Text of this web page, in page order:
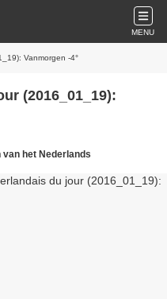
MENU
Vanmorgen -4°
(2016_01_19):
van het Nederlands